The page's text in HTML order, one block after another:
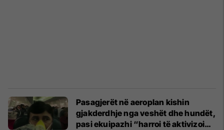
Pasagjerët në aeroplan kishin
gjakderdhje nga veshët dhe hundët,
pasi ekuipazhi “harroi të aktivizoi